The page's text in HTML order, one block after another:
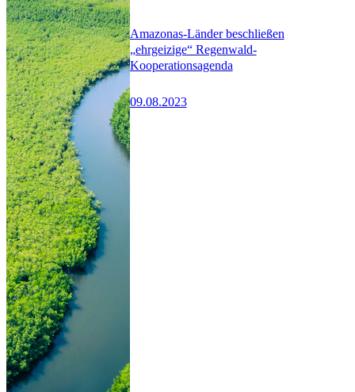
Amazonas-Länder beschließen
„ehrgeizige“ Regenwald-
Kooperationsagenda
09.08.2023